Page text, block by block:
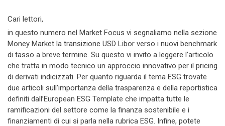
Cari lettori,
in questo numero nel Market Focus vi segnaliamo nella sezione
Money Market la transizione USD Libor verso i nuovi benchmark
di tasso a breve termine. Su questo vi invito a leggere l’articolo
che tratta in modo tecnico un approccio innovativo per il pricing
di derivati indicizzati. Per quanto riguarda il tema ESG trovate
due articoli sull’importanza della trasparenza e della reportistica
definiti dall’European ESG Template che impatta tutte le
ramificazioni del settore come la finanza sostenibile e i
finanziamenti di cui si parla nella rubrica ESG. Infine, potete